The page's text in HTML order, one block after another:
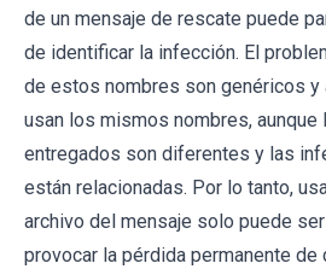
de un mensaje de rescate puede
de identificar la infección. El
de estos nombres son genéricos y
usan los mismos nombres, aunque
entregados son diferentes y las
están relacionadas. Por lo tanto,
archivo del mensaje solo puede
provocar la pérdida permanente de